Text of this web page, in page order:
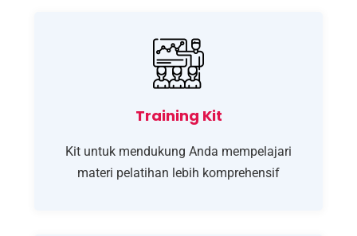
Training Kit
Kit untuk mendukung Anda mempelajari
materi pelatihan lebih komprehensif